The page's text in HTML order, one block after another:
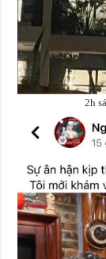
2h